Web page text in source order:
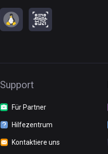
Support
Für Partner
Hilfezentrum
Kontaktiere uns